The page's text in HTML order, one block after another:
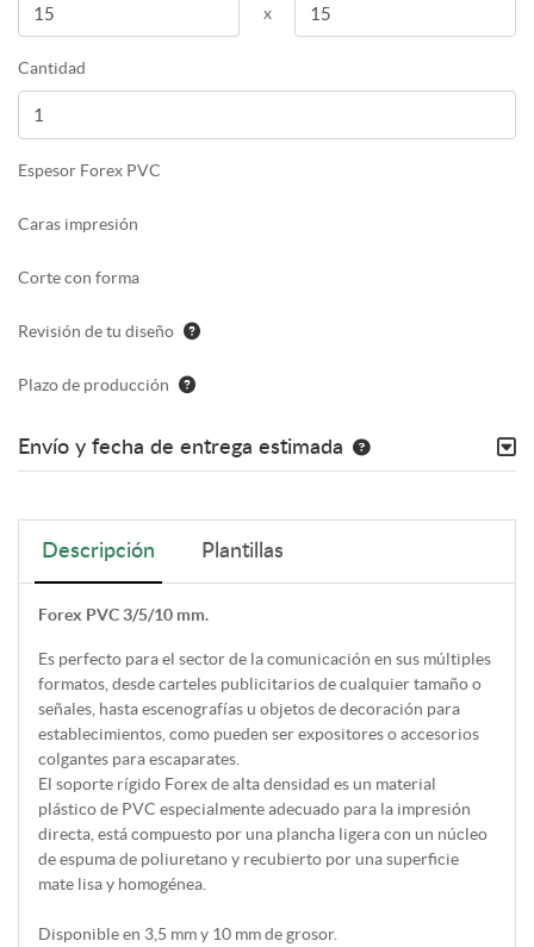
x
Cantidad
Espesor Forex PVC
Caras impresión
Corte con forma
Revisión de tu diseño
Plazo de producción
Envío y fecha de entrega estimada
Descripción Plantillas
Forex PVC 3/5/10 mm.
Es perfecto para el sector de la comunicación en sus múltiples
formatos, desde carteles publicitarios de cualquier tamaño o
señales, hasta escenografías u objetos de decoración para
establecimientos, como pueden ser expositores o accesorios
colgantes para escaparates.
El soporte rígido Forex de alta densidad es un material
plástico de PVC especialmente adecuado para la impresión
directa, está compuesto por una plancha ligera con un núcleo
de espuma de poliuretano y recubierto por una superficie
mate lisa y homogénea.
Disponible en 3,5 mm y 10 mm de grosor.